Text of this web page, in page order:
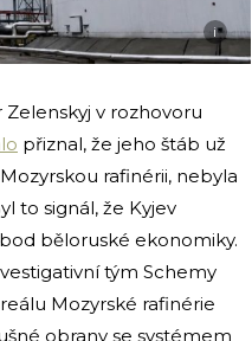
i
v rozhovoru
přiznal, že jeho štáb už
rafinérii, nebyla
to signál, že Kyjev
běloruské ekonomiky.
tým Schemy
Mozyrské rafinérie
obrany se systémem